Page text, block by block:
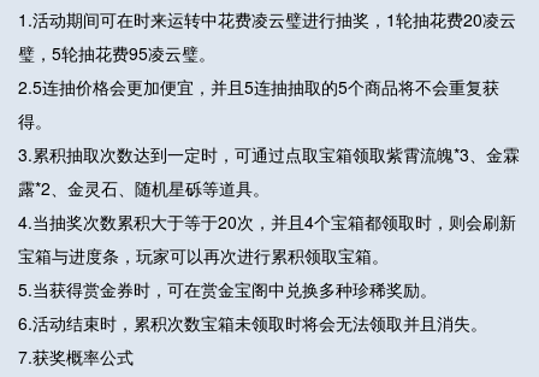
1.活动期间可在时来运转中花费凌云璧进行抽奖，1轮抽花费20凌云
璧，5轮抽花费95凌云璧。
2.5连抽价格会更加便宜，并且5连抽抽取的5个商品将不会重复获
得。
3.累积抽取次数达到一定时，可通过点取宝箱领取紫霄流魄*3、金霖
露*2、金灵石、随机星砾等道具。
4.当抽奖次数累积大于等于20次，并且4个宝箱都领取时，则会刷新
宝箱与进度条，玩家可以再次进行累积领取宝箱。
5.当获得赏金券时，可在赏金宝阁中兑换多种珍稀奖励。
6.活动结束时，累积次数宝箱未领取时将会无法领取并且消失。
7.获奖概率公式